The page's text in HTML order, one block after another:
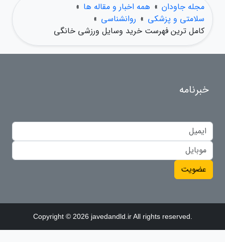
مجله جاودان » همه اخبار و مقاله ها »
سلامتی و پزشکی » روانشناسی »
کامل ترین فهرست خرید وسایل ورزشی خانگی
خبرنامه
عضویت
Copyright © 2026 javedandld.ir All rights reserved.